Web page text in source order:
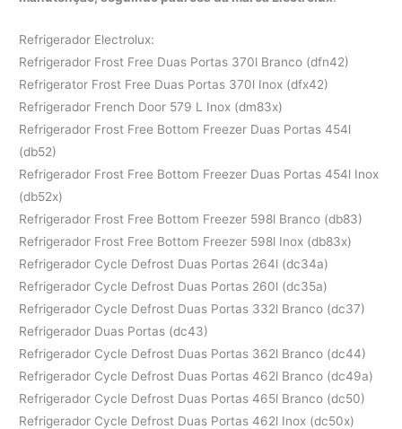
Refrigerador Electrolux:
Refrigerador Frost Free Duas Portas 370l Branco (dfn42)
Refrigerator Frost Free Duas Portas 370l Inox (dfx42)
Refrigerador French Door 579 L Inox (dm83x)
Refrigerador Frost Free Bottom Freezer Duas Portas 454l
(db52)
Refrigerador Frost Free Bottom Freezer Duas Portas 454l Inox
(db52x)
Refrigerador Frost Free Bottom Freezer 598l Branco (db83)
Refrigerador Frost Free Bottom Freezer 598l Inox (db83x)
Refrigerador Cycle Defrost Duas Portas 264l (dc34a)
Refrigerador Cycle Defrost Duas Portas 260l (dc35a)
Refrigerador Cycle Defrost Duas Portas 332l Branco (dc37)
Refrigerador Duas Portas (dc43)
Refrigerador Cycle Defrost Duas Portas 362l Branco (dc44)
Refrigerador Cycle Defrost Duas Portas 462l Branco (dc49a)
Refrigerador Cycle Defrost Duas Portas 465l Branco (dc50)
Refrigerador Cycle Defrost Duas Portas 462l Inox (dc50x)